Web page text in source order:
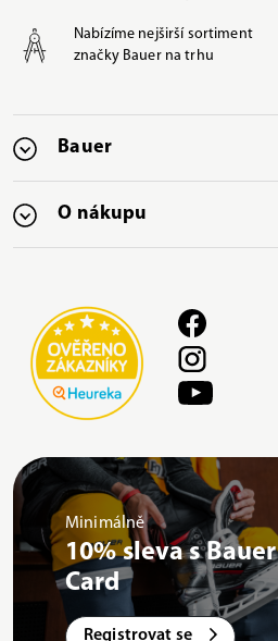
Nabízíme nejširší sortiment
značky Bauer na trhu
Bauer
O nákupu
Minimálně
10% sleva s Bauer
Card
Registrovat se